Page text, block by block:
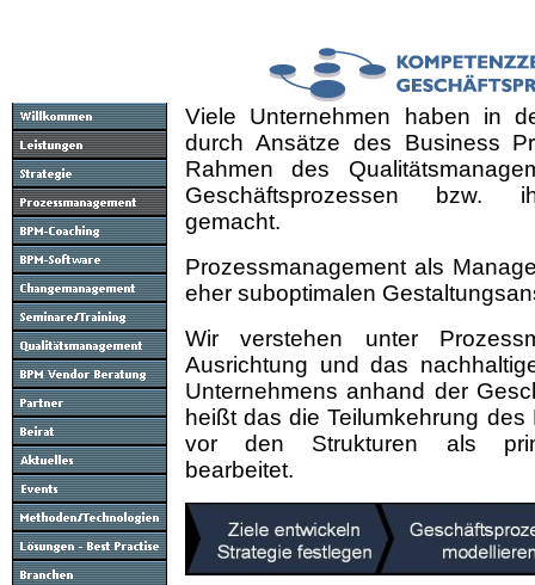
Viele Unternehmen haben in
durch Ansätze des Business
Rahmen des
Geschäftsprozessen bzw.
gemacht.
Prozessmanagement als
eher suboptimalen
Wir verstehen unter
Ausrichtung und das
Unternehmens anhand der
heißt das die Teilumkehrung
vor den Strukturen als
bearbeitet.